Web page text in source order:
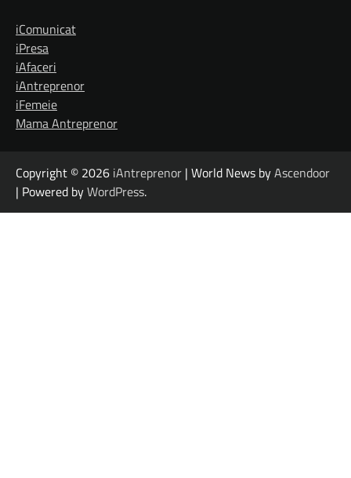
iComunicat
iPresa
iAfaceri
iAntreprenor
iFemeie
Mama Antreprenor
Copyright © 2026 iAntreprenor | World News byAscendoor
| Powered byWordPress.